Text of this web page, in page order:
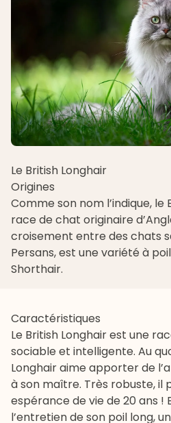
Le British Longhair
Origines
Comme son nom l’indique, le
race de chat originaire
croisement entre des chats
Persans, est une variété à
Shorthair.
Caractéristiques
Le British Longhair est une
sociable et intelligente. Au
Longhair aime apporter de
à son maître. Très robuste, il
espérance de vie de 20 ans !
l’entretien de son poil long,